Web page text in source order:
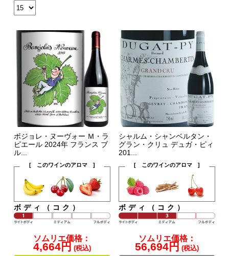
ボジョレ・ヌーヴォー Ｍ・ラ
ピエール 2024年 フランス ブ
ル...
[ このワインのアロマ ]
ボディ（コク）
ソムリエ価格：
4,664円 (税込)
シャルム・シャンベルタン・
グラン・クリュ デュガ・ピィ
201...
[ このワインのアロマ ]
ボディ（コク）
ソムリエ価格：
56,694円 (税込)